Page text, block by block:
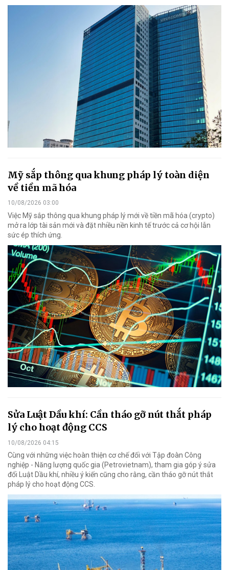
Mỹ sắp thông qua khung pháp lý toàn diện
về tiền mã hóa
10/08/2026 03:00
Việc Mỹ sắp thông qua khung pháp lý mới về tiền mã hóa (crypto)
mở ra lớp tài sản mới và đặt nhiều nền kinh tế trước cả cơ hội lẫn
sức ép thích ứng.
Sửa Luật Dầu khí: Cần tháo gỡ nút thắt pháp
lý cho hoạt động CCS
10/08/2026 04:15
Cùng với những việc hoàn thiện cơ chế đối với Tập đoàn Công
nghiệp - Năng lượng quốc gia (Petrovietnam), tham gia góp ý sửa
đổi Luật Dầu khí, nhiều ý kiến cũng cho rằng, cần tháo gỡ nút thắt
pháp lý cho hoạt động CCS.